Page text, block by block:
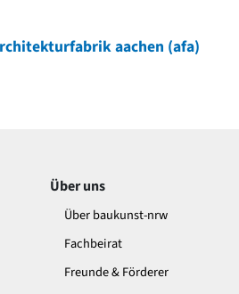
aachen (afa)
Über uns
Über baukunst-nrw
Fachbeirat
Freunde & Förderer